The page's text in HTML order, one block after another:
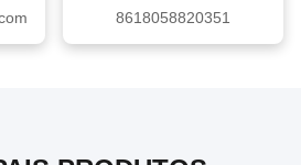
8618058820351